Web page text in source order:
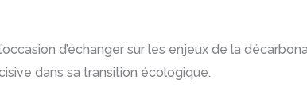
d’échanger sur les enjeux de la
dans sa transition écologique.